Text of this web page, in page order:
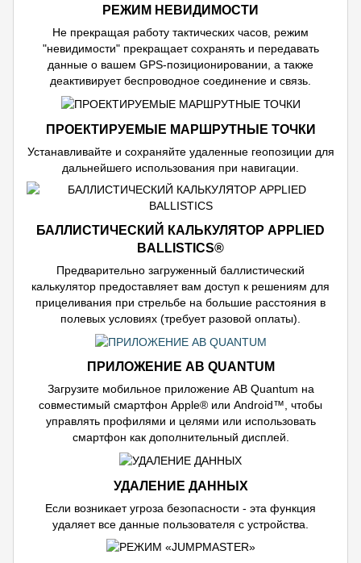
РЕЖИМ НЕВИДИМОСТИ
Не прекращая работу тактических часов, режим
"невидимости" прекращает сохранять и передавать
данные о вашем GPS-позиционировании, а также
деактивирует беспроводное соединение и связь.
ПРОЕКТИРУЕМЫЕ МАРШРУТНЫЕ ТОЧКИ
Устанавливайте и сохраняйте удаленные геопозиции для
дальнейшего использования при навигации.
БАЛЛИСТИЧЕСКИЙ КАЛЬКУЛЯТОР APPLIED
BALLISTICS®
Предварительно загруженный баллистический
калькулятор предоставляет вам доступ к решениям для
прицеливания при стрельбе на большие расстояния в
полевых условиях (требует разовой оплаты).
ПРИЛОЖЕНИЕ AB QUANTUM
Загрузите мобильное приложение AB Quantum на
совместимый смартфон Apple® или Android™, чтобы
управлять профилями и целями или использовать
смартфон как дополнительный дисплей.
УДАЛЕНИЕ ДАННЫХ
Если возникает угроза безопасности - эта функция
удаляет все данные пользователя с устройства.